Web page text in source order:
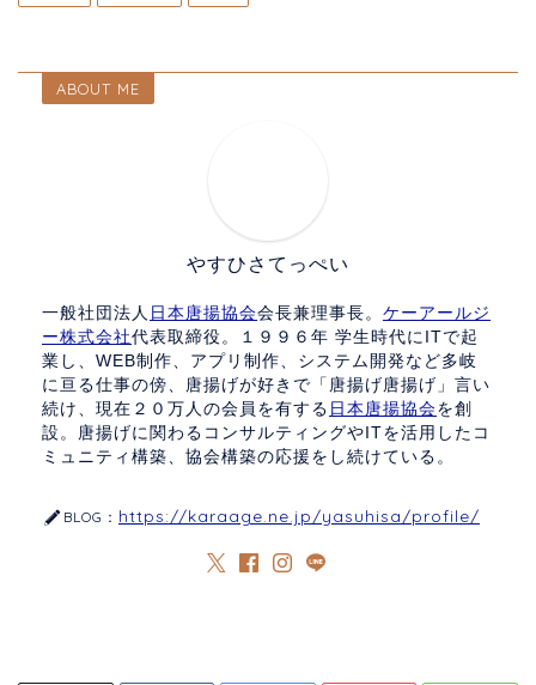
ABOUT ME
やすひさてっぺい
一般社団法人 日本唐揚協会会長兼理事長。 ケーアールジ
ー株式会社代表取締役。１９９６年 学生時代にITで起
業し、WEB制作、アプリ制作、システム開発など多岐
に亘る仕事の傍、唐揚げが好きで「唐揚げ唐揚げ」言い
続け、現在２０万人の会員を有する 日本唐揚協会を創
設。唐揚げに関わるコンサルティングやITを活用したコ
ミュニティ構築、協会構築の応援をし続けている。
BLOG： https://karaage.ne.jp/yasuhisa/profile/